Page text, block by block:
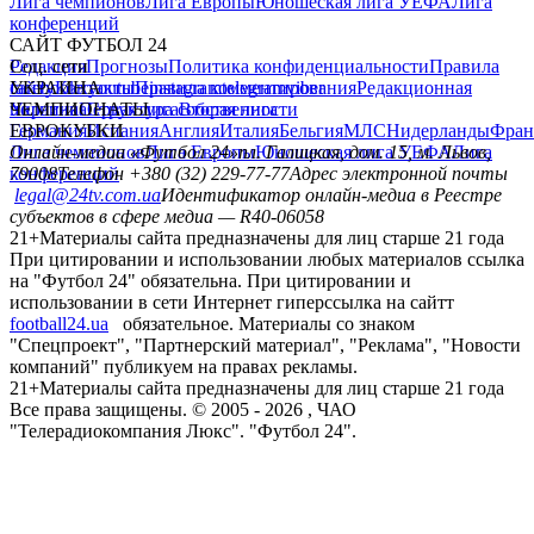
конференций
САЙТ ФУТБОЛ 24
РедакцияПрогнозыПолитика конфиденциальностиПравила
сайтуКонтактыПравила комментированияРедакционная
политикаСтруктура собственности
Соц. сети
facebookxyoutubeinstagramtelegramviber
УКРАИНА
УкраинаПервая лигаВторая лига
ЧЕМПИОНАТЫ
ГерманияИспанияАнглияИталияБельгияМЛСНидерланды
ЕВРОКУБКИ
Лига чемпионовЛига ЕвропыЮношеская лига УЕФАЛига
конференций
Онлайн-медиа «Футбол 24»пл. Галицкая, дом. 15, м. Львов,
79008Телефон +380 (32) 229-77-77Адрес электронной почты
legal@24tv.com.uaИдентификатор онлайн-медиа в Реестре
субъектов в сфере медиа — R40-06058
21+Материалы сайта предназначены для лиц старше 21 года
При цитировании и использовании любых материалов ссылка
на "Футбол 24" обязательна. При цитировании и
использовании в сети Интернет гиперссылка на сайтт
football24.ua
обязательное. Материалы со знаком
"Спецпроект", "Партнерский материал", "Реклама", "Новости
компаний" публикуем на правах рекламы.
21+Материалы сайта предназначены для лиц старше 21 года
Все права защищены. © 2005 - 2026 , ЧАО
"Телерадиокомпания Люкс". "Футбол 24".